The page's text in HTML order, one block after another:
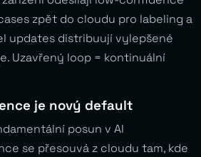
zpět do cloudu pro labeling a
updates distribuují vylepšené
Uzavřený loop = kontinuální
je nový default
posun v AI
se přesouvá z cloudu tam, kde